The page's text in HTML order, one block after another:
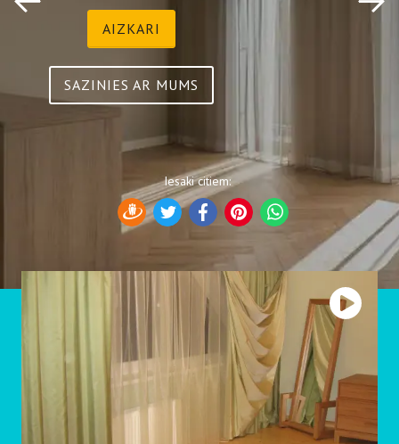
AIZKARI
SAZINIES AR MUMS
Iesaki citiem:
DraugiemTwitterFacebookPinterestWhatsApp